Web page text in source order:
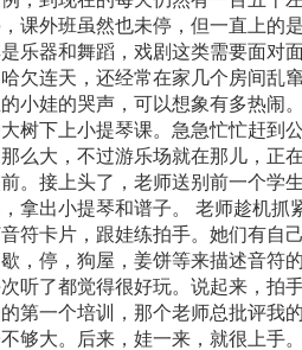
课外班虽然也未停，但一直上的
乐器和舞蹈，戏剧这类需要面对
欠连天，还经常在家几个房间乱
小娃的哭声，可以想象有多热闹
树下上小提琴课。急急忙忙赶到
么大，不过游乐场就在那儿，正
。接上头了，老师送别前一个学
拿出小提琴和谱子。 老师趁机抓
符卡片，跟娃练拍手。她们有自
，停，狗屋，姜饼等来描述音符
听了都觉得很好玩。说起来，拍
第一个培训，那个老师总批评我
够大。后来，娃一来，就很上手